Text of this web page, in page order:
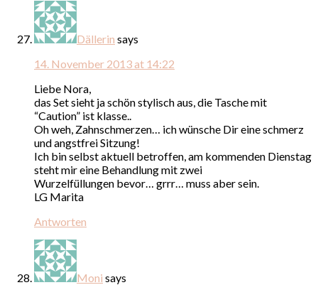
Dällerin says
14. November 2013 at 14:22
Liebe Nora,
das Set sieht ja schön stylisch aus, die Tasche mit
“Caution” ist klasse..
Oh weh, Zahnschmerzen… ich wünsche Dir eine schmerz
und angstfrei Sitzung!
Ich bin selbst aktuell betroffen, am kommenden Dienstag
steht mir eine Behandlung mit zwei
Wurzelfüllungen bevor… grrr… muss aber sein.
LG Marita
Antworten
Moni says